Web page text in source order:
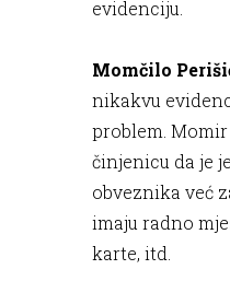
evidenciju.
Momčilo
nikakvu
problem.
činjenicu da je
obveznika već
imaju radno
karte, itd.